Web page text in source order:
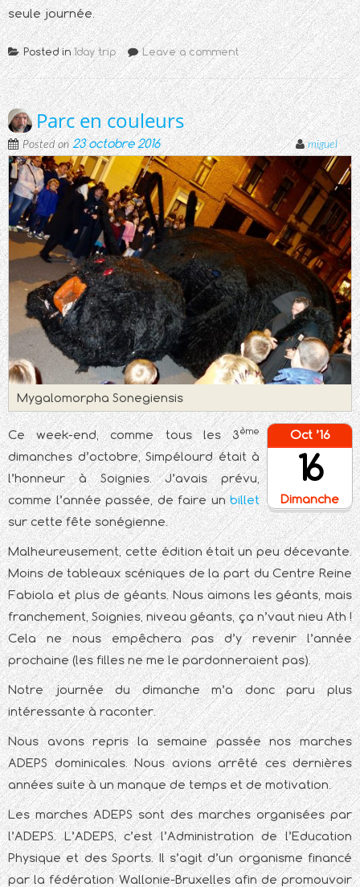
seule journée.
Posted in1day trip Leave a comment
Parc en couleurs
Posted on23 octobre 2016 miguel
Mygalomorpha Sonegiensis
Dimanche
Oct ’16
16
Ce week-end, comme tous les 3ème
dimanches d’octobre, Simpélourd était à
l’honneur à Soignies. J’avais prévu,
comme l’année passée, de faire unbillet
sur cette fête sonégienne.
Malheureusement, cette édition était un peu décevante.
Moins de tableaux scéniques de la part du Centre Reine
Fabiola et plus de géants. Nous aimons les géants, mais
franchement, Soignies, niveau géants, ça n’vaut nieu Ath !
Cela ne nous empêchera pas d’y revenir l’année
prochaine (les filles ne me le pardonneraient pas).
Notre journée du dimanche m’a donc paru plus
intéressante à raconter.
Nous avons repris la semaine passée nos marches
ADEPS dominicales. Nous avions arrêté ces dernières
années suite à un manque de temps et de motivation.
Les marches ADEPS sont des marches organisées par
l’ADEPS. L’ADEPS, c’est l’Administration de l’Education
Physique et des Sports. Il s’agit d’un organisme financé
par la fédération Wallonie-Bruxelles afin de promouvoir